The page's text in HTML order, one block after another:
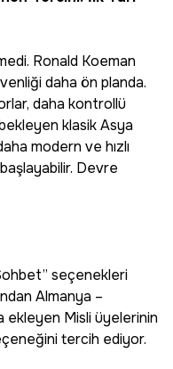
Ronald Koeman
daha ön planda.
daha kontrollü
klasik Asya
modern ve hızlı
Devre
seçenekleri
Almanya –
ekleyen Misli üyelerinin
tercih ediyor.